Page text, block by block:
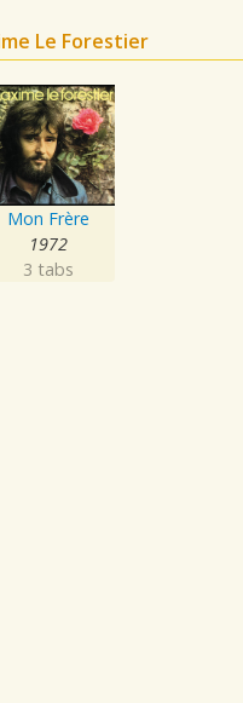
Le Forestier
Mon Frère
1972
3 tabs